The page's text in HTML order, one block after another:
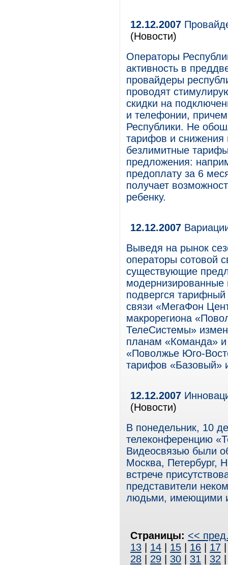
12.12.2007
(Новости)
Операторы
активность в
провайдеры
проводят
скидки на
и телефонии,
Республики. Не
тарифов и снижения
безлимитные
предложения:
предоплату за 6
получает
ребенку.
12.12.2007
Выведя на рынок
операторы сотовой
существующие
модернизированные
подвергся
связи «МегаФон
макрорегиона
ТелеСистемы»
планам «Команда»
«Поволжье Юго-
тарифов «Базовый»
12.12.2007
(Новости)
В понедельник, 10
телеконференцию
Видеосвязью были
Москва, Петербург,
встрече
представители
людьми, имеющими
Страницы: <<
13
14 15 16 17
28
29 30 31 32